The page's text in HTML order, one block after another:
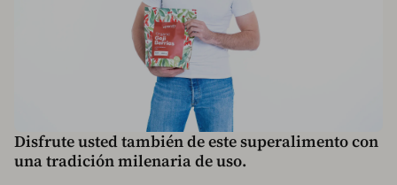
Disfrute usted también de este superalimento con
una tradición milenaria de uso.